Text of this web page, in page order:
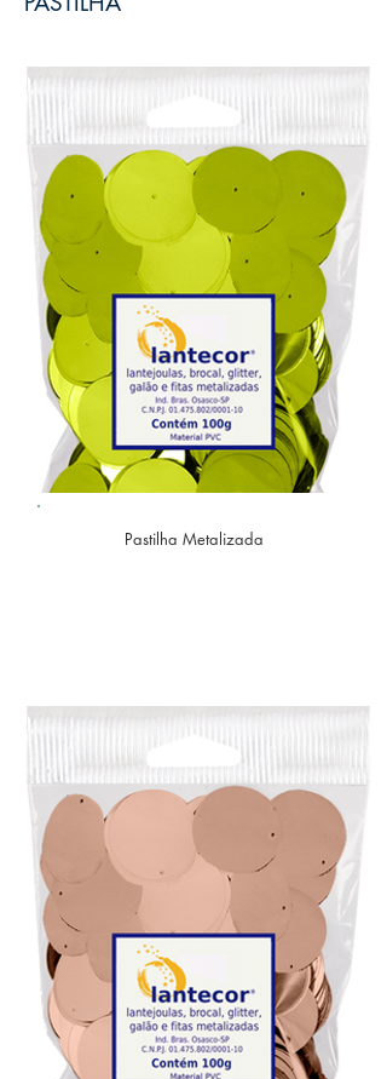
Pastilha Metalizada